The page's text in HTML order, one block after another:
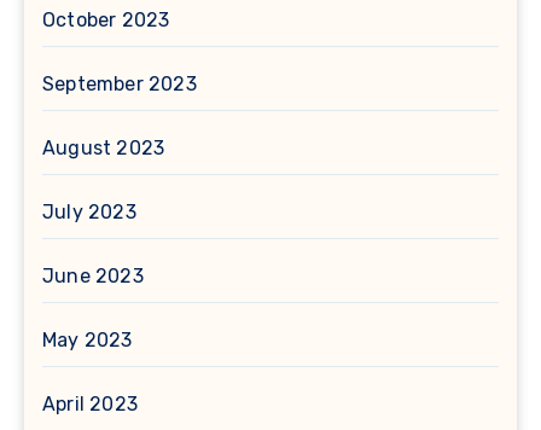
October 2023
September 2023
August 2023
July 2023
June 2023
May 2023
April 2023